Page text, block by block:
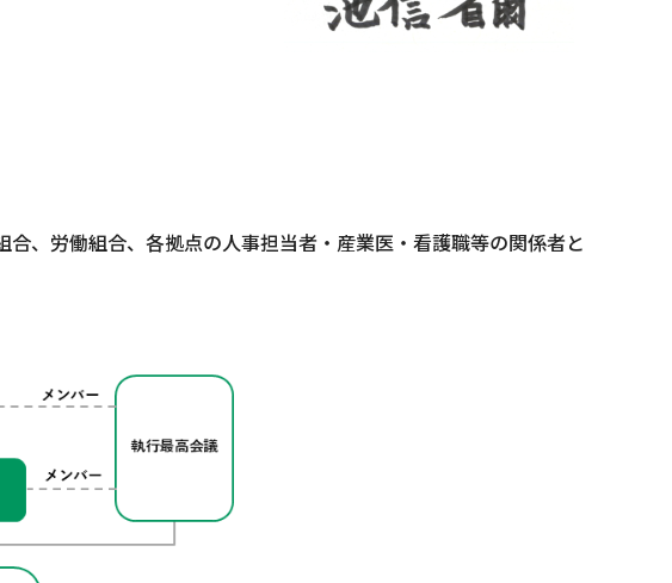
、労働組合、各拠点の人事担当者・産業医・看護職等の関係者と